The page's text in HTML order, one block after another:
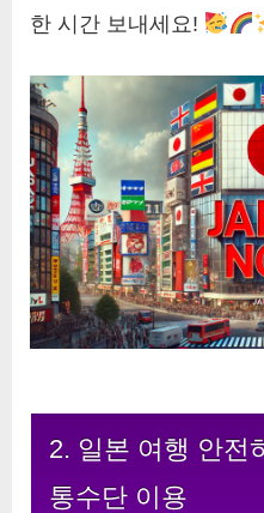
한 시간 보내세요!
2. 일본 여행 안전
통수단 이용